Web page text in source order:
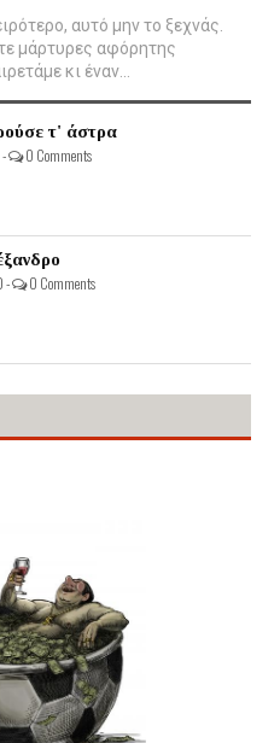
αυτό μην το ξεχνάς.
μάρτυρες αφόρητης
κι έναν...
τ' άστρα
0 Comments
- 0 Comments